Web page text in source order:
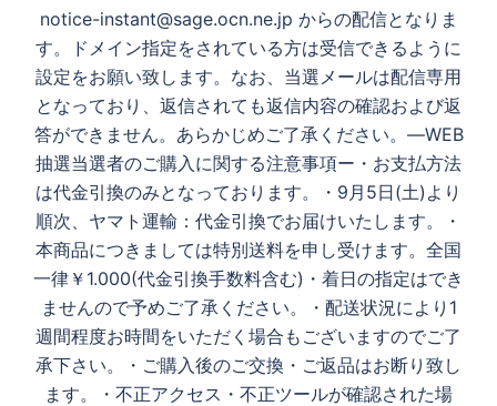
notice-instant@sage.ocn.ne.jp からの配信となりま
す。ドメイン指定をされている方は受信できるように
設定をお願い致します。なお、当選メールは配信専用
となっており、返信されても返信内容の確認および返
答ができません。あらかじめご了承ください。 ―WEB
抽選当選者のご購入に関する注意事項ー ・お支払方法
は代金引換のみとなっております。 ・9月5日(土)より
順次、ヤマト運輸：代金引換でお届けいたします。 ・
本商品につきましては特別送料を申し受けます。全国
一律￥1.000(代金引換手数料含む) ・着日の指定はでき
ませんので予めご了承ください。 ・配送状況により1
週間程度お時間をいただく場合もございますのでご了
承下さい。 ・ご購入後のご交換・ご返品はお断り致し
ます。 ・不正アクセス・不正ツールが確認された場